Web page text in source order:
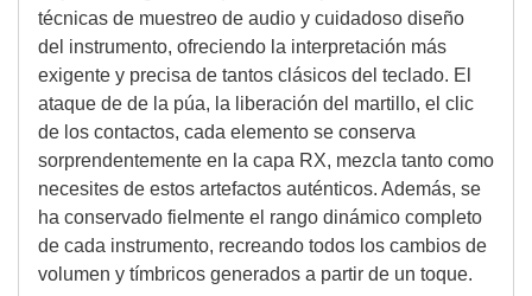
técnicas de muestreo de audio y cuidadoso diseño
del instrumento, ofreciendo la interpretación más
exigente y precisa de tantos clásicos del teclado. El
ataque de de la púa, la liberación del martillo, el clic
de los contactos, cada elemento se conserva
sorprendentemente en la capa RX, mezcla tanto como
necesites de estos artefactos auténticos. Además, se
ha conservado fielmente el rango dinámico completo
de cada instrumento, recreando todos los cambios de
volumen y tímbricos generados a partir de un toque.